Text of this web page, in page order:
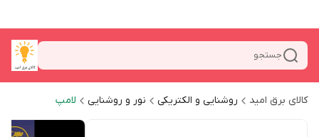
جستجو
کالای برق امید روشنایی و الکتریکی نور و روشنایی لامپ